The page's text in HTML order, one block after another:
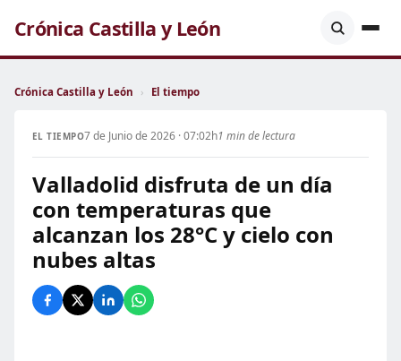
Crónica Castilla y León
Crónica Castilla y León › El tiempo
EL TIEMPO7 de Junio de 2026 · 07:02h1 min de lectura
Valladolid disfruta de un día
con temperaturas que
alcanzan los 28°C y cielo con
nubes altas